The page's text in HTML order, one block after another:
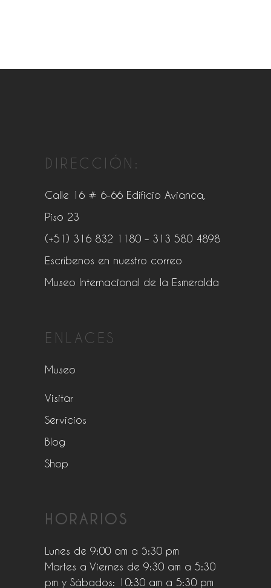
DIRECCIÓN:
Calle 16 # 6-66 Edificio Avianca,
Piso 23
(+51) 316 832 1180 – 313 580 4898
Escríbenos en nuestro correo
Museo Internacional de la Esmeralda
ENLACES
Museo
Visitar
Servicios
Blog
Shop
HORARIOS
Lunes de 9:00 am a 5:30 pm
Martes a Viernes de 9:30 am a 5:30
pm y Sábados: 10:30 am a 5:30 pm